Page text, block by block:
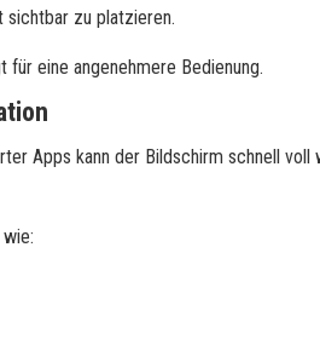
sichtbar zu platzieren.
eine angenehmere Bedienung.
Apps kann der Bildschirm schnell